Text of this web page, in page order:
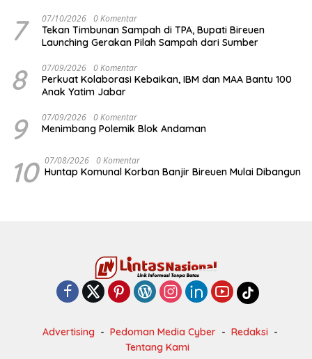
7 07/10/2026 0 Komentar
Tekan Timbunan Sampah di TPA, Bupati Bireuen
Launching Gerakan Pilah Sampah dari Sumber
8 07/09/2026 0 Komentar
Perkuat Kolaborasi Kebaikan, IBM dan MAA Bantu 100
Anak Yatim Jabar
9 07/09/2026 0 Komentar
Menimbang Polemik Blok Andaman
10 07/08/2026 0 Komentar
Huntap Komunal Korban Banjir Bireuen Mulai Dibangun
Advertising Pedoman Media Cyber
Redaksi
Tentang Kami